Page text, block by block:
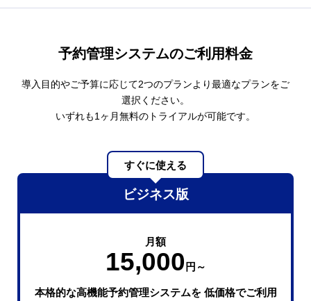
予約管理システムのご利⽤料⾦
導入目的やご予算に応じて2つのプランより最適なプランをご
選択ください。
いずれも1ヶ月無料のトライアルが可能です。
すぐに使える
ビジネス版
月額
15,000 円～
本格的な高機能予約管理システムを低価格でご利用